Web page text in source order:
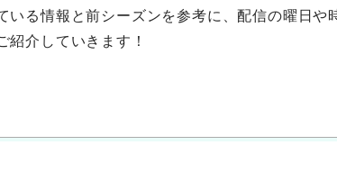
いる情報と前シーズンを参考に、配信の曜日や
紹介していきます！